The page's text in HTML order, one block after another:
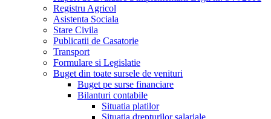
Registru Agricol
Asistenta Sociala
Stare Civila
Publicatii de Casatorie
Transport
Formulare si Legislatie
Buget din toate sursele de venituri
Buget pe surse financiare
Bilanturi contabile
Situatia platilor
Situatia drepturilor salariale